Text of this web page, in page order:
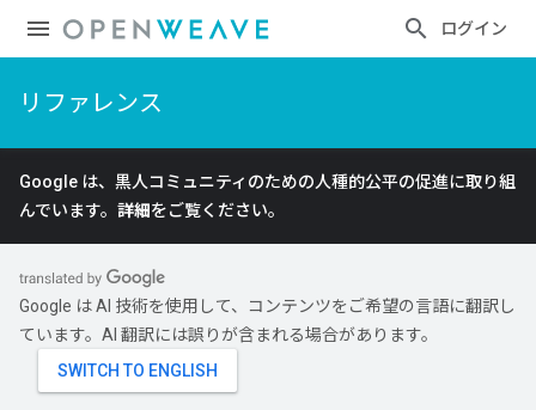
ログイン
リファレンス
Google は、黒人コミュニティのための人種的公平の促進に取り組
んでいます。 詳細をご覧ください。
Google は AI 技術を使用して、コンテンツをご希望の言語に翻訳し
ています。AI 翻訳には誤りが含まれる場合があります。